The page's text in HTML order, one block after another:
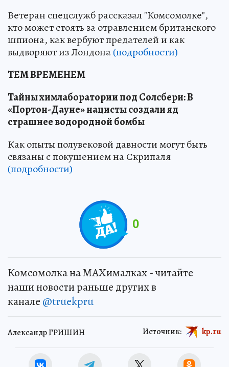
Ветеран спецслужб рассказал "Комсомолке",
кто может стоять за отравлением британского
шпиона, как вербуют предателей и как
выдворяют из Лондона(подробности)
ТЕМ ВРЕМЕНЕМ
Тайны химлаборатории под Солсбери: В
«Портон-Дауне» нацисты создали яд
страшнее водородной бомбы
Как опыты полувековой давности могут быть
связаны с покушением на Скрипаля
(подробности)
0
Комсомолка на MAXималках - читайте
наши новости раньше других в
канале @truekpru
Александр ГРИШИН Источник: kp.ru